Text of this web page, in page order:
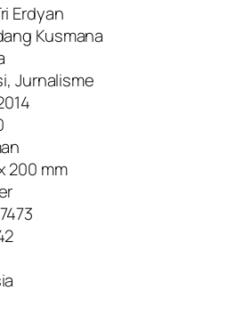
Erdyan
Kusmana
Jurnalisme
200 mm